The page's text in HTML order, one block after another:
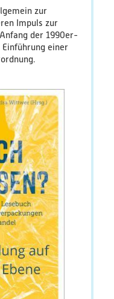
zur
Impuls zur
der 1990er-
einer